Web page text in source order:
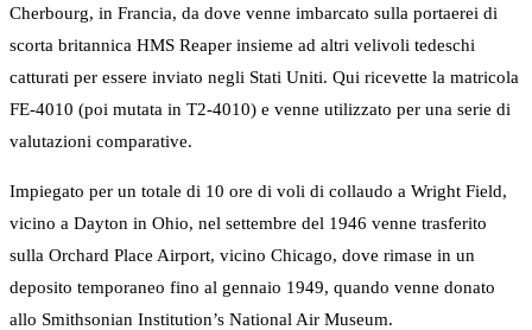
Cherbourg, in Francia, da dove venne imbarcato sulla portaerei di
scorta britannica HMS Reaper insieme ad altri velivoli tedeschi
catturati per essere inviato negli Stati Uniti. Qui ricevette la matricola
FE-4010 (poi mutata in T2-4010) e venne utilizzato per una serie di
valutazioni comparative.
Impiegato per un totale di 10 ore di voli di collaudo a Wright Field,
vicino a Dayton in Ohio, nel settembre del 1946 venne trasferito
sulla Orchard Place Airport, vicino Chicago, dove rimase in un
deposito temporaneo fino al gennaio 1949, quando venne donato
allo Smithsonian Institution’s National Air Museum.